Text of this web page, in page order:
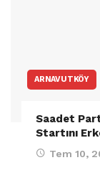
ARNAVUTKÖY
Saadet
Startını
Tem 10,